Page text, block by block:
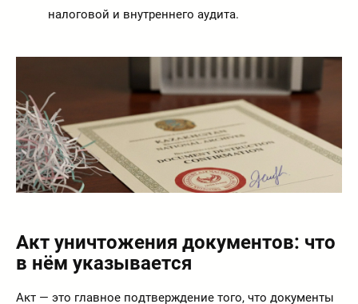
налоговой и внутреннего аудита.
Акт уничтожения документов: что
в нём указывается
Акт — это главное подтверждение того, что документы